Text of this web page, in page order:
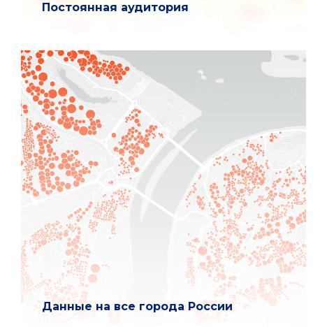
Постоянная аудитория
Данные на все города России